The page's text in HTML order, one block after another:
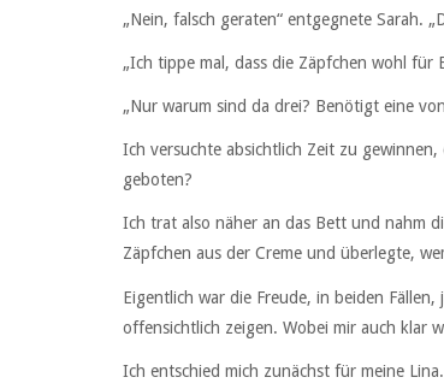
„Nein, falsch geraten“ entgegnete Sarah.
„Ich tippe mal, dass die Zäpfchen wohl für
„Nur warum sind da drei? Benötigt eine
Ich versuchte absichtlich Zeit zu
geboten?
Ich trat also näher an das Bett und nahm
Zäpfchen aus der Creme und überlegte,
Eigentlich war die Freude, in beiden
offensichtlich zeigen. Wobei mir auch klar
Ich entschied mich zunächst für meine